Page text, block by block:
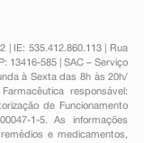
| IE: 535.412.860.113 | Rua
13416-585 | SAC – Serviço
à Sexta das 8h às 20h/
responsável:
de Funcionamento
1-5. As informações
e medicamentos,